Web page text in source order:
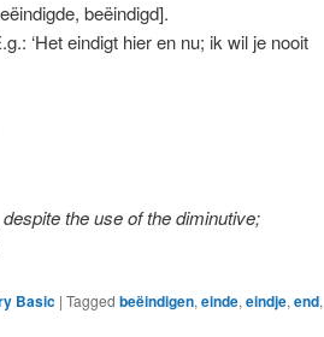
beëindigd].
‘Het eindigt hier en nu; ik wil je nooit
the use of the diminutive;
Basic | Tagged beëindigen,einde,eindje,end,